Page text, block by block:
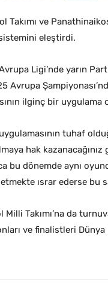
Takımı ve
eleştirdi.
Ligi’nde yarın
Avrupa
ilginç bir
uygulamasının tuhaf
hak
bu dönemde aynı
ısrar ederse bu
Takımı’na da
ve finalistleri Dünya